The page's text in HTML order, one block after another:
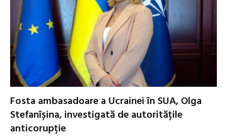
Fosta ambasadoare a Ucrainei în SUA, Olga
Stefanîșina, investigată de autoritățile
anticorupție